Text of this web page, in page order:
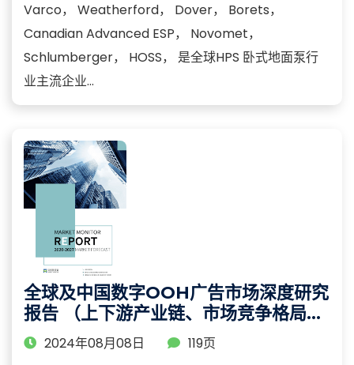
Varco， Weatherford， Dover， Borets，
Canadian Advanced ESP， Novomet，
Schlumberger， HOSS， 是全球HPS 卧式地面泵行
业主流企业...
全球及中国数字OOH广告市场深度研究
报告 （上下游产业链、市场竞争格局及
趋势分析）
2024年08月08日
119页